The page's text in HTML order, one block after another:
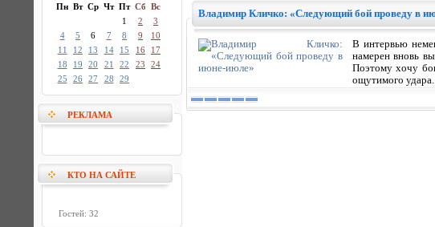
Пн Вт Ср Чт Пт Сб Вс
1
2
3
4
5 6 7 8 9
10
11
12 13 14 15 16
17
18
19 20 21 22 23
24
25
26 27 28 29
РЕКЛАМА
КТО НА САЙТЕ
Гостей: 32
Владимир Кличко: «Следующий бой проведу в
В интервью
намерен вновь
Поэтому хочу
ощутимого удара.